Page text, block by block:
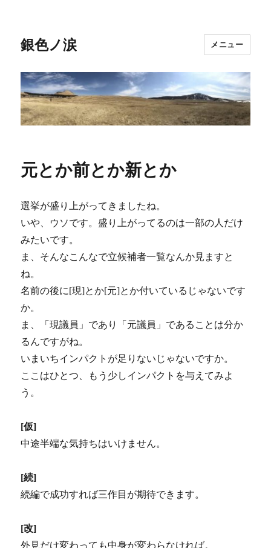
銀色ノ涙 メニュー
元とか前とか新とか
選挙が盛り上がってきましたね。
いや、ウソです。盛り上がってるのは一部の人だけ
みたいです。
ま、そんなこんなで立候補者一覧なんか見ますと
ね。
名前の後に[現]とか[元]とか付いているじゃないです
か。
ま、「現議員」であり「元議員」であることは分か
るんですがね。
いまいちインパクトが足りないじゃないですか。
ここはひとつ、もう少しインパクトを与えてみよ
う。
[仮]
中途半端な気持ちはいけません。
[続]
続編で成功すれば三作目が期待できます。
[改]
外見だけ変わっても中身が変わらなければ。